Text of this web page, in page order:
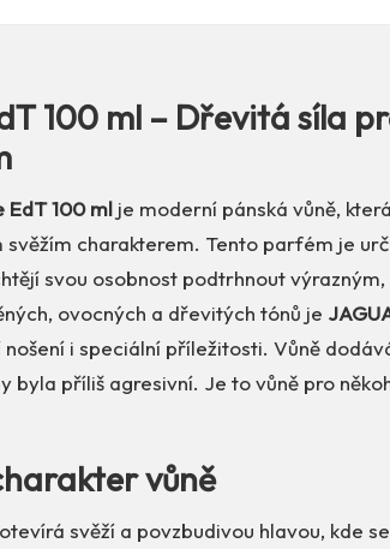
100 ml – Dřevitá síla
EdT 100 ml je moderní pánská vůně,
charakterem. Tento parfém je
svou osobnost podtrhnout
ovocných a dřevitých tónů je
i speciální příležitosti. Vůně
byla příliš agresivní. Je to vůně pro
vůně
svěží a povzbudivou hlavou, kde